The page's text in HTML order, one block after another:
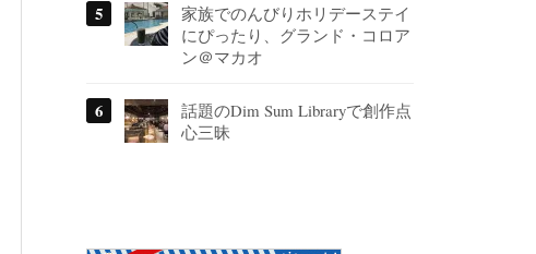
家族でのんびりホリデーステイ
にぴったり、グランド・コロア
ン＠マカオ
話題のDim Sum Libraryで創作点
心三昧